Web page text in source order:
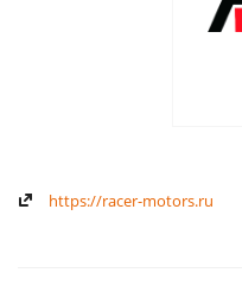
https://racer-motors.ru